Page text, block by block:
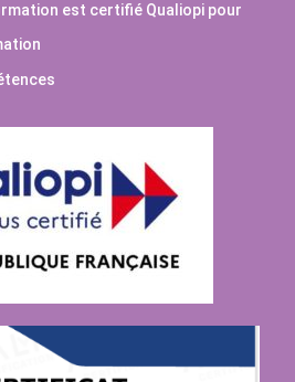
est certifié Qualiopi pour